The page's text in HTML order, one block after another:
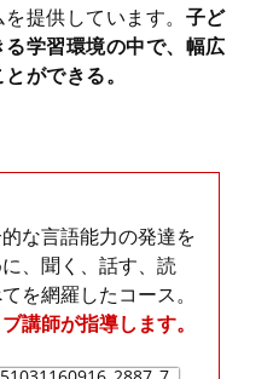
提供しています。 子ど
学習環境の中で、幅広
ができる。
な言語能力の発達を
、聞く、話す、読
を網羅したコース。
講師が指導します。